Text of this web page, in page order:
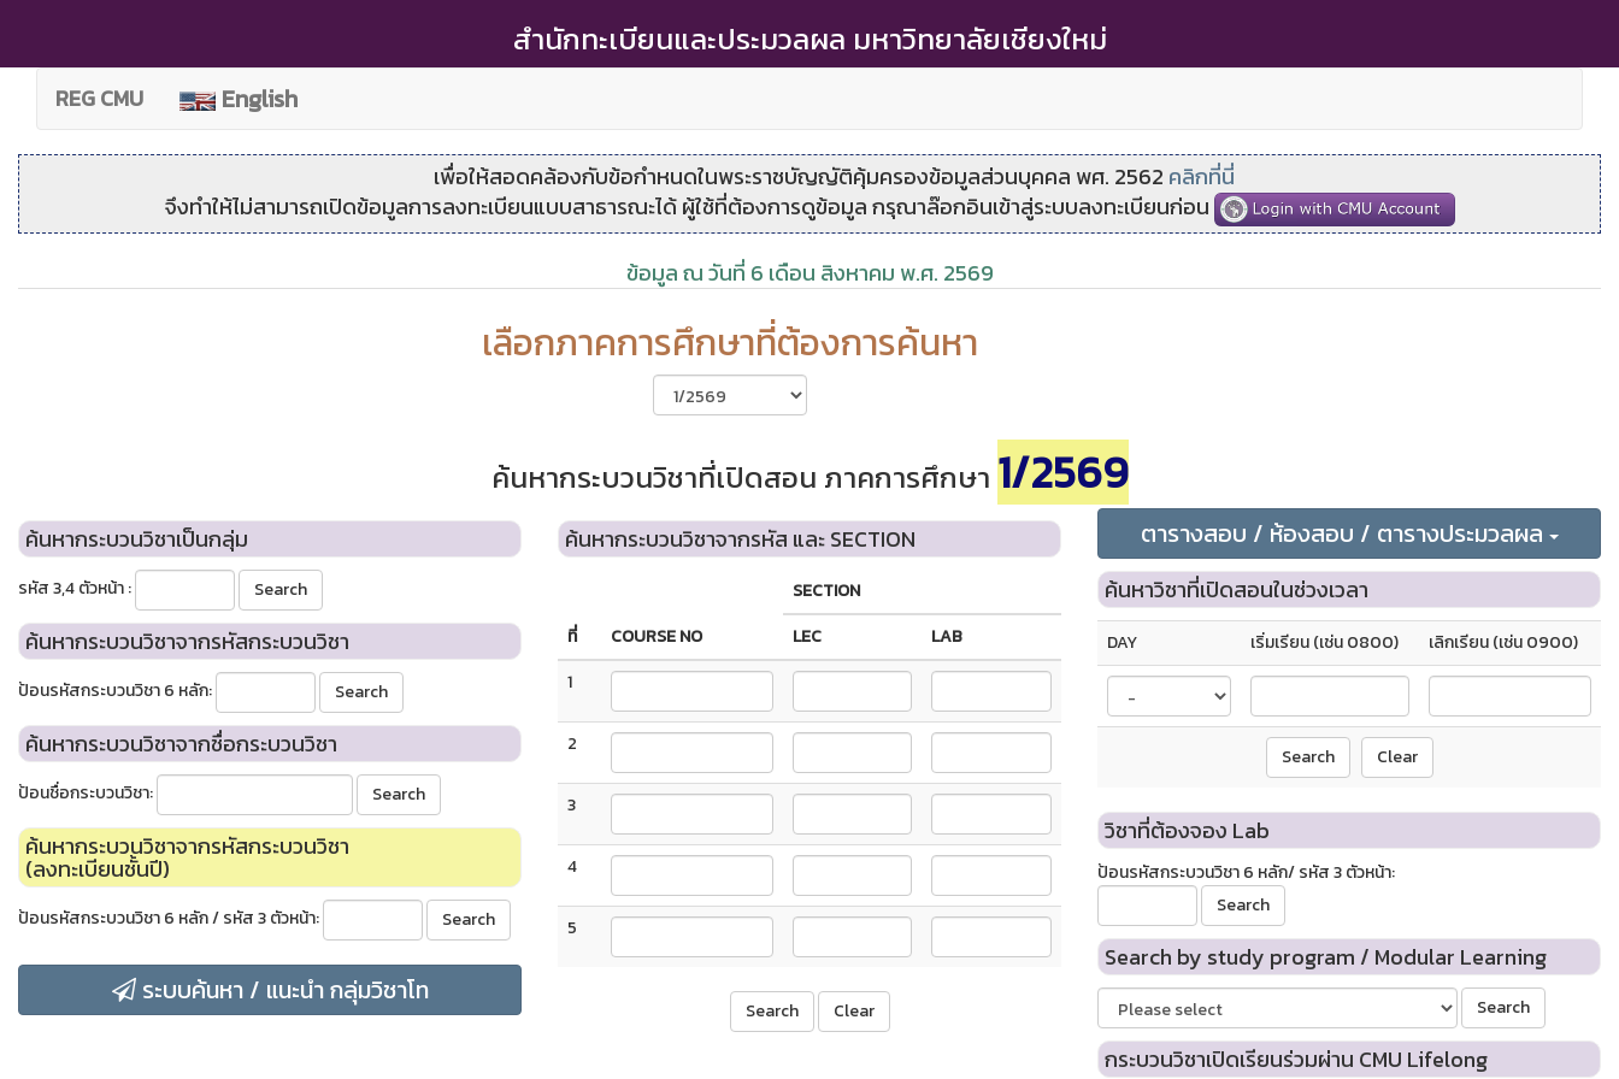
สำนักทะเบียนและประมวลผล มหาวิทยาลัยเชียงใหม่
REG CMU English(current)
เพื่อให้สอดคล้องกับข้อกำหนดในพระราชบัญญัติคุ้มครองข้อมูลส่วนบุคคล พศ. 2562 คลิกที่นี่
จึงทำให้ไม่สามารถเปิดข้อมูลการลงทะเบียนแบบสาธารณะได้ ผู้ใช้ที่ต้องการดูข้อมูล กรุณาล๊อกอินเข้าสู่ระบบลงทะเบียนก่อน
ข้อมูล ณ วันที่ 6 เดือน สิงหาคม พ.ศ. 2569
เลือกภาคการศึกษาที่ต้องการค้นหา
ค้นหากระบวนวิชาที่เปิดสอน ภาคการศึกษา 1/2569
ค้นหากระบวนวิชาเป็นกลุ่ม
รหัส 3,4 ตัวหน้า :
ค้นหากระบวนวิชาจากรหัสกระบวนวิชา
ป้อนรหัสกระบวนวิชา 6 หลัก:
ค้นหากระบวนวิชาจากชื่อกระบวนวิชา
ป้อนชื่อกระบวนวิชา:
ค้นหากระบวนวิชาจากรหัสกระบวนวิชา
(ลงทะเบียนชั้นปี)
ป้อนรหัสกระบวนวิชา 6 หลัก / รหัส 3 ตัวหน้า:
ระบบค้นหา / แนะนำ กลุ่มวิชาโท
ค้นหากระบวนวิชาจากรหัส และ SECTION
ที่ COURSE NO
SECTION
LEC
LAB
1
2
3
4
5
ตารางสอบ / ห้องสอบ / ตารางประมวลผล
ค้นหาวิชาที่เปิดสอนในช่วงเวลา
DAY เริ่มเรียน (เช่น 0800) เลิกเรียน (เช่น 0900)
วิชาที่ต้องจอง Lab
ป้อนรหัสกระบวนวิชา 6 หลัก/ รหัส 3 ตัวหน้า:
Search by study program / Modular Learning
กระบวนวิชาเปิดเรียนร่วมผ่าน CMU Lifelong